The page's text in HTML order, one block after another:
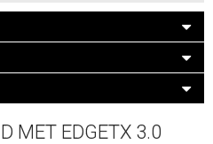
MET EDGETX 3.0